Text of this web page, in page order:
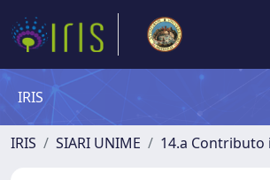
IRIS
IRIS SIARI UNIME 14.a Contributo